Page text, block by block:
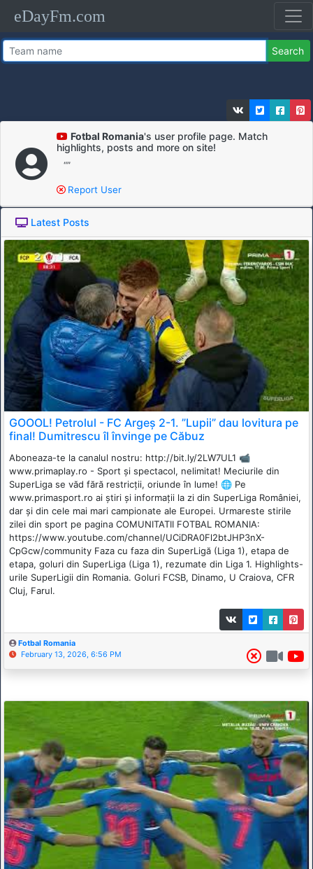
eDayFm.com
Search
Fotbal Romania's user profile page. Match
highlights, posts and more on site!
“”
Report User
Latest Posts
GOOOL! Petrolul - FC Argeș 2-1. ”Lupii” dau lovitura pe
final! Dumitrescu îl învinge pe Căbuz
Aboneaza-te la canalul nostru: http://bit.ly/2LW7UL1 📹
www.primaplay.ro - Sport și spectacol, nelimitat! Meciurile din
SuperLiga se văd fără restricții, oriunde în lume! 🌐 Pe
www.primasport.ro ai știri și informații la zi din SuperLiga României,
dar și din cele mai mari campionate ale Europei. Urmareste stirile
zilei din sport pe pagina COMUNITATII FOTBAL ROMANIA:
https://www.youtube.com/channel/UCiDRA0Fl2btJHP3nX-
CpGcw/community Faza cu faza din SuperLigă (Liga 1), etapa de
etapa, goluri din SuperLiga (Liga 1), rezumate din Liga 1. Highlights-
urile SuperLigii din Romania. Goluri FCSB, Dinamo, U Craiova, CFR
Cluj, Farul.
Fotbal Romania
February 13, 2026, 6:56 PM